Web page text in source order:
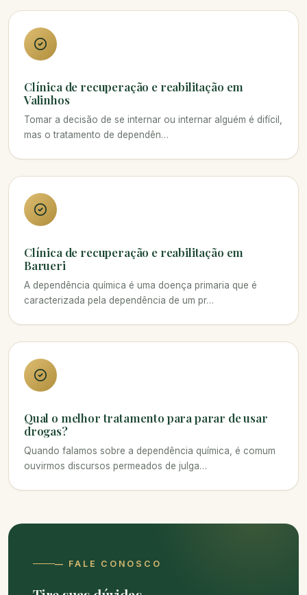
Clínica de recuperação e reabilitação em
Valinhos
Tomar a decisão de se internar ou internar alguém é difícil,
mas o tratamento de dependên…
Clínica de recuperação e reabilitação em
Barueri
A dependência química é uma doença primaria que é
caracterizada pela dependência de um pr…
Qual o melhor tratamento para parar de usar
drogas?
Quando falamos sobre a dependência química, é comum
ouvirmos discursos permeados de julga…
— FALE CONOSCO